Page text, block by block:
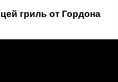
гриль от Гордона